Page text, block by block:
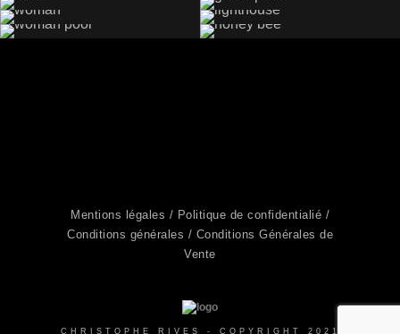
Mentions légales / Politique de confidentialié /
Conditions générales / Conditions Générales de
Vente
CHRISTOPHE RIVES - COPYRIGHT 2021